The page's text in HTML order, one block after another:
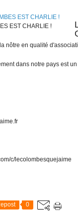
EST CHARLIE !
nôtre en qualité
dans notre pays est
c/lecolombesquejaime
0